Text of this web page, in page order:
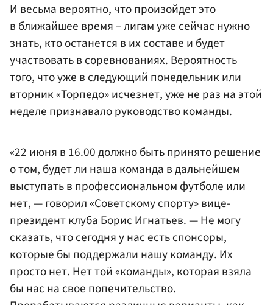
И весьма вероятно, что произойдет это
в ближайшее время – лигам уже сейчас нужно
знать, кто останется в их составе и будет
участвовать в соревнованиях. Вероятность
того, что уже в следующий понедельник или
вторник «Торпедо» исчезнет, уже не раз на этой
неделе признавало руководство команды.
«22 июня в 16.00 должно быть принято решение
о том, будет ли наша команда в дальнейшем
выступать в профессиональном футболе или
нет, — говорил«Советскому спорту»вице-
президент клубаБорис Игнатьев. — Не могу
сказать, что сегодня у нас есть спонсоры,
которые бы поддержали нашу команду. Их
просто нет. Нет той «команды», которая взяла
бы нас на свое попечительство.